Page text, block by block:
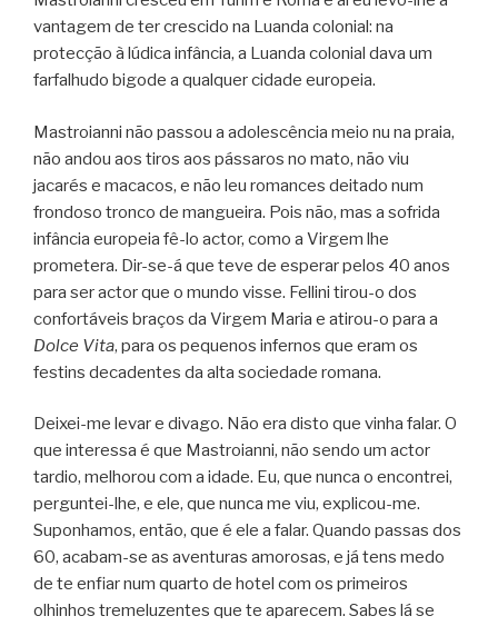
vantagem de ter crescido na Luanda colonial: na
protecção à lúdica infância, a Luanda colonial dava um
farfalhudo bigode a qualquer cidade europeia.
Mastroianni não passou a adolescência meio nu na praia,
não andou aos tiros aos pássaros no mato, não viu
jacarés e macacos, e não leu romances deitado num
frondoso tronco de mangueira. Pois não, mas a sofrida
infância europeia fê-lo actor, como a Virgem lhe
prometera. Dir-se-á que teve de esperar pelos 40 anos
para ser actor que o mundo visse. Fellini tirou-o dos
confortáveis braços da Virgem Maria e atirou-o para a
Dolce Vita, para os pequenos infernos que eram os
festins decadentes da alta sociedade romana.
Deixei-me levar e divago. Não era disto que vinha falar. O
que interessa é que Mastroianni, não sendo um actor
tardio, melhorou com a idade. Eu, que nunca o encontrei,
perguntei-lhe, e ele, que nunca me viu, explicou-me.
Suponhamos, então, que é ele a falar. Quando passas dos
60, acabam-se as aventuras amorosas, e já tens medo
de te enfiar num quarto de hotel com os primeiros
olhinhos tremeluzentes que te aparecem. Sabes lá se